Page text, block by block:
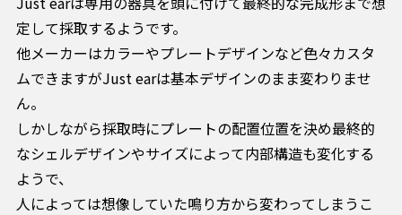
定して採取するようです。
他メーカーはカラーやプレートデザインなど色々カスタ
ムできますがJust earは基本デザインのまま変わりませ
ん。
しかしながら採取時にプレートの配置位置を決め最終的
なシェルデザインやサイズによって内部構造も変化する
ようで、
人によっては想像していた鳴り方から変わってしまうこ